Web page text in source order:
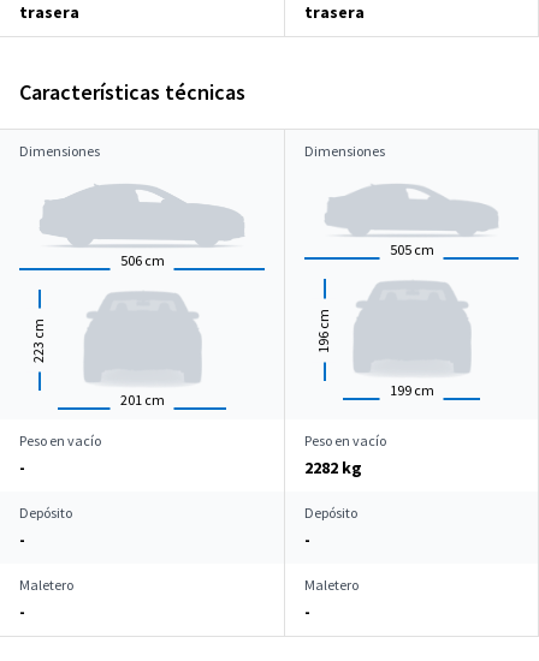
trasera trasera
Características técnicas
Dimensiones
506 cm
201 cm
223
cm
Dimensiones
505 cm
199 cm
196
cm
Peso en vacío
-
Peso en vacío
2282 kg
Depósito
-
Depósito
-
Maletero
-
Maletero
-